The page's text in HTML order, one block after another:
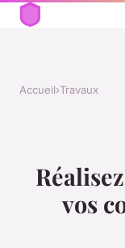
Accueil›Travaux
vos